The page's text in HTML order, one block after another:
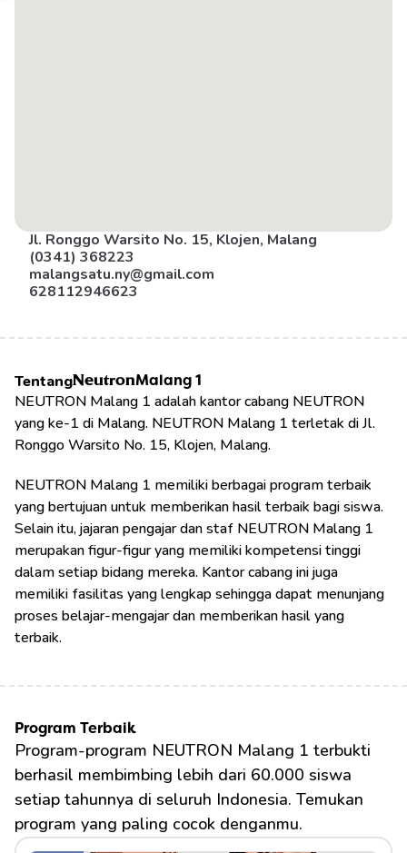
Jl. Ronggo Warsito No. 15, Klojen, Malang
(0341) 368223
malangsatu.ny@gmail.com
628112946623
TentangNeutronMalang 1
NEUTRON Malang 1 adalah kantor cabang NEUTRON
yang ke-1 di Malang. NEUTRON Malang 1 terletak di Jl.
Ronggo Warsito No. 15, Klojen, Malang.
NEUTRON Malang 1 memiliki berbagai program terbaik
yang bertujuan untuk memberikan hasil terbaik bagi siswa.
Selain itu, jajaran pengajar dan staf NEUTRON Malang 1
merupakan figur-figur yang memiliki kompetensi tinggi
dalam setiap bidang mereka. Kantor cabang ini juga
memiliki fasilitas yang lengkap sehingga dapat menunjang
proses belajar-mengajar dan memberikan hasil yang
terbaik.
Program Terbaik
Program-program NEUTRON Malang 1 terbukti
berhasil membimbing lebih dari 60.000 siswa
setiap tahunnya di seluruh Indonesia. Temukan
program yang paling cocok denganmu.